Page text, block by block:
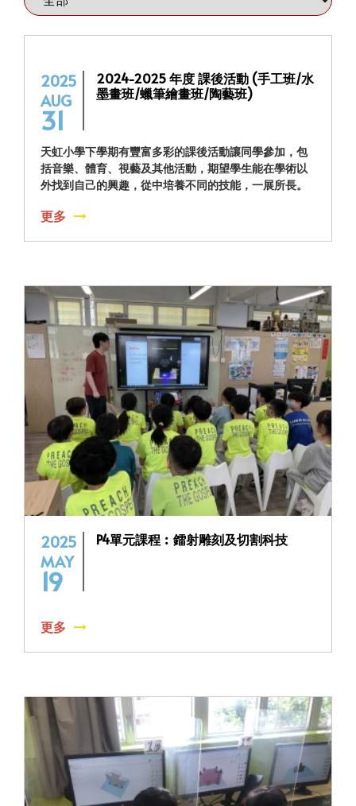
2025
AUG
31
2024-2025 年度 課後活動 (手工班/水
墨畫班/蠟筆繪畫班/陶藝班)
天虹小學下學期有豐富多彩的課後活動讓同學參加，包
括音樂、體育、視藝及其他活動，期望學生能在學術以
外找到自己的興趣，從中培養不同的技能，一展所長。
更多
2025
MAY
19
P4單元課程︰鐳射雕刻及切割科技
更多